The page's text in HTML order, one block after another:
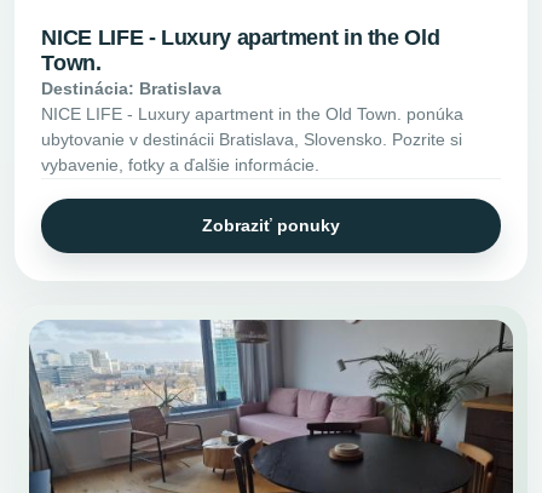
NICE LIFE - Luxury apartment in the Old
Town.
Destinácia: Bratislava
NICE LIFE - Luxury apartment in the Old Town. ponúka
ubytovanie v destinácii Bratislava, Slovensko. Pozrite si
vybavenie, fotky a ďalšie informácie.
Zobraziť ponuky